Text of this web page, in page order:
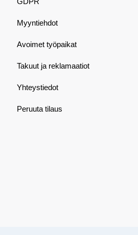
Myyntiehdot
Avoimet työpaikat
Takuut ja reklamaatiot
Yhteystiedot
Peruuta tilaus